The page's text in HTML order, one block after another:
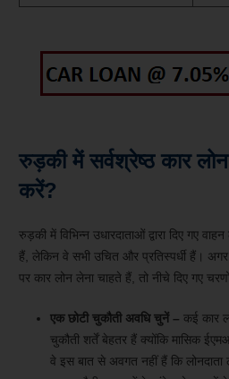
रुड़की में सर्वश्रेष्ठ कार
करें?
रुड़की में विभिन्न उधारदाताओं द्वारा दिए गए
हैं, लेकिन वे सभी उचित और प्रतिस्पर्धी हैं।
पर कार लोन लेना चाहते हैं, तो नीचे दिए गए
एक छोटी चुकौती अवधि चुनें – कई कार
चुकौती शर्तें बेहतर हैं क्योंकि मासिक
वे इस बात से अवगत नहीं हैं कि लोनदाता